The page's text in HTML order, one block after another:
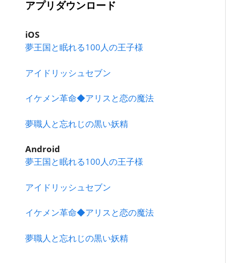
アプリダウンロード
iOS
夢王国と眠れる100人の王子様
アイドリッシュセブン
イケメン革命◆アリスと恋の魔法
夢職人と忘れじの黒い妖精
Android
夢王国と眠れる100人の王子様
アイドリッシュセブン
イケメン革命◆アリスと恋の魔法
夢職人と忘れじの黒い妖精